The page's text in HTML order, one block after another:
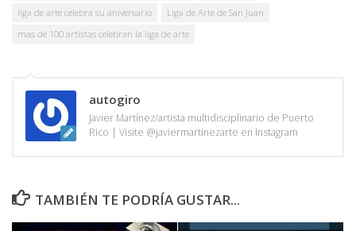
liga de arte celebra su aniversario
Liga de Arte de San Juan
mas de 100 artistas celebran la liga de arte
autogiro
Javier Martínez/artista multidisciplinario de Puerto
Rico | Visite @javiermartinezarte en Instagram
TAMBIÉN TE PODRÍA GUSTAR...